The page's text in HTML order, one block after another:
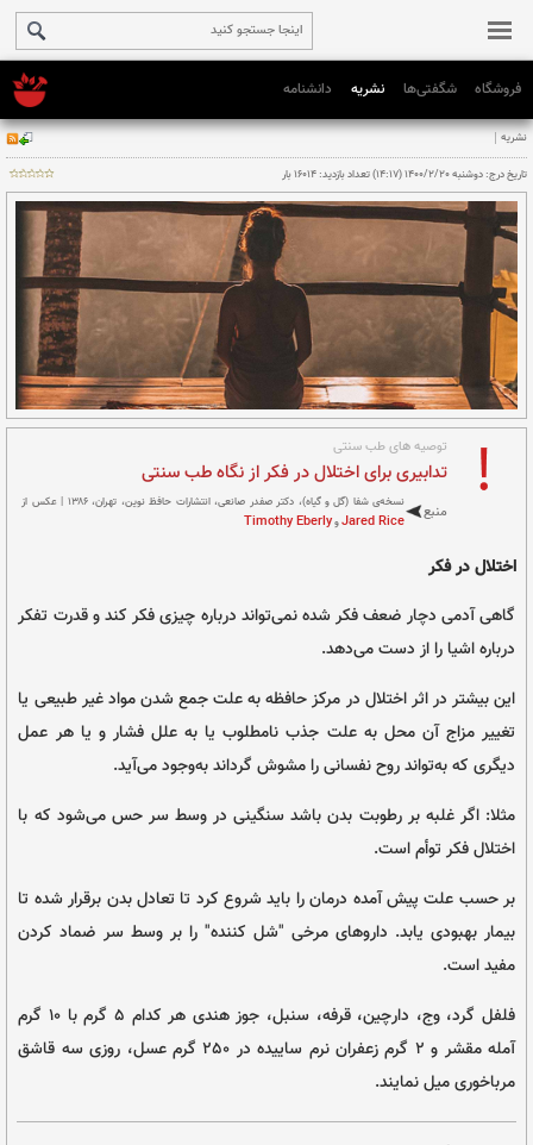
فروشگاه شگفتی‌ها نشریه دانشنامه
سنتی
(گل و گیاه)، دکتر صفدر صانعی، انتشارات حافظ نوین، تهران، ۱۳۸۶ | عکس از
و Timothy Eberly
می‌دهد.
در مرکز حافظه به علت جمع شدن مواد غیر طبیعی یا
علت جذب نامطلوب یا به علل فشار و یا هر عمل
را مشوش گرداند به‌وجود می‌آید.